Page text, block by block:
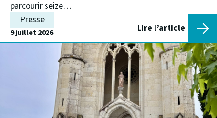
parcourir seize…
Presse
9 juillet 2026 Lire l’article
:
C’est
parti
pour
le
programme
estival
!